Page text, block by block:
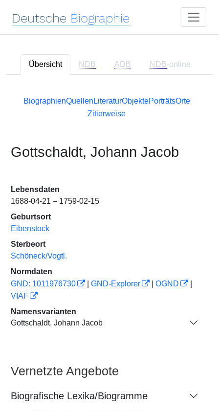
Deutsche Biographie
Übersicht NDB ADB NDB-online
BiographienQuellen LiteraturObjektePorträtsOrte
Zitierweise
Gottschaldt, Johann Jacob
Lebensdaten
1688-04-21 – 1759-02-15
Geburtsort
Eibenstock
Sterbeort
Schöneck/Vogtl.
Normdaten
GND: 1011976730
GND-Explorer OGND
VIAF
Namensvarianten
Gottschaldt, Johann Jacob
Vernetzte Angebote
Biografische Lexika/Biogramme